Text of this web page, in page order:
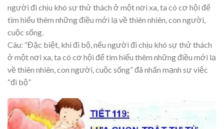
người đi chịu khó sự thử thách ở một nơi xa, ta có cơ hội để
tìm hiểu thêm những điều mới lạ về thiên nhiên, con người,
cuộc sống.
Câu: “Đặc biệt, khi đi bộ, nếu người đi chịu khó sự thử thách
ở một nơi xa, ta có cơ hội để tìm hiểu thêm những điều mới lạ
về thiên nhiên, con người, cuộc sống” đã nhấn mạnh sự việc
“đi bộ”